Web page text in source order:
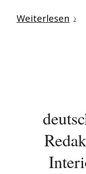
Weiterlesen